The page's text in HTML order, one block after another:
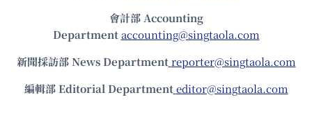
會計部 Accounting
Department accounting@singtaola.com
新聞採訪部 News Department reporter@singtaola.com
編輯部 Editorial Department editor@singtaola.com